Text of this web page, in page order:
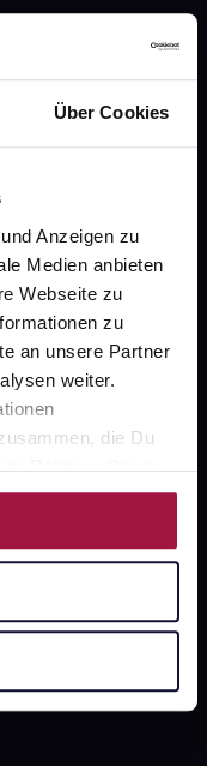
Über Cookies
Anzeigen zu
Medien anbieten
Webseite zu
zu
an unsere Partner
weiter.
die Du
Rahmen Deiner